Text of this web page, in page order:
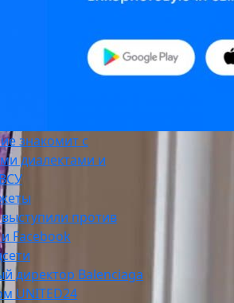
знакомит с
диалектами и
против
Facebook
директор Balenciaga
UNITED24